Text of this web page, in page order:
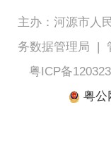
主办：河源市人
务数据管理局 |
粤ICP备
粤公